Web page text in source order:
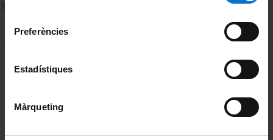
Preferències
Estadístiques
Màrqueting
MENÚ PEU 1
Política de Cookies
Privacidad y términos